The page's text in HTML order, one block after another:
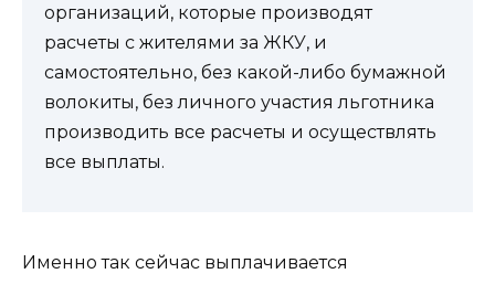
организаций, которые производят
расчеты с жителями за ЖКУ, и
самостоятельно, без какой-либо бумажной
волокиты, без личного участия льготника
производить все расчеты и осуществлять
все выплаты.
Именно так сейчас выплачивается